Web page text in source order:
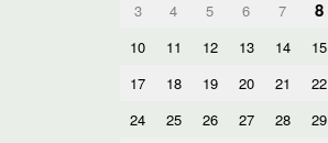
3
4 5 6 7 8
10
11 12 13 14 15
17
18 19 20 21 22
24
25 26 27 28 29